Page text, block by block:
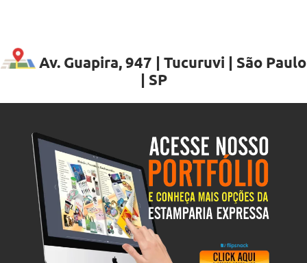
Av. Guapira, 947 | Tucuruvi | São Paulo
| SP